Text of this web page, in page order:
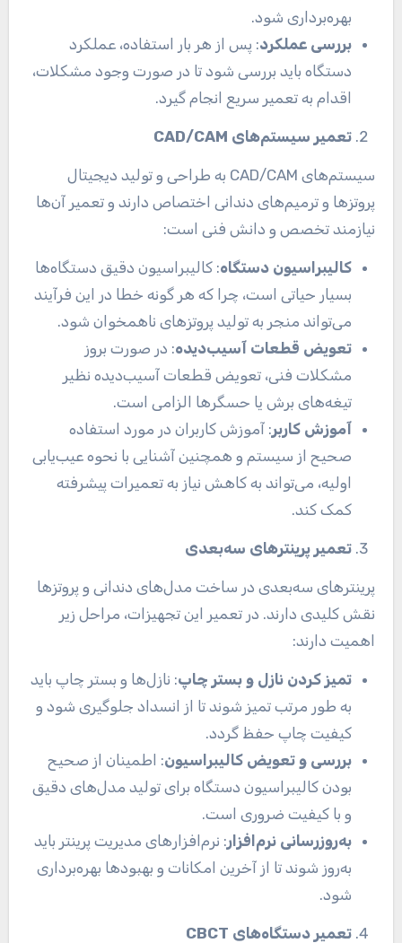
بهره‌برداری شود.
بررسی عملکرد: پس از هر بار استفاده، عملکرد
دستگاه باید بررسی شود تا در صورت وجود مشکلات،
اقدام به تعمیر سریع انجام گیرد.
تعمیر سیستم‌های CAD/CAM
سیستم‌های CAD/CAM به طراحی و تولید دیجیتال
پروتزها و ترمیم‌های دندانی اختصاص دارند و تعمیر آن‌ها
نیازمند تخصص و دانش فنی است:
کالیبراسیون دستگاه: کالیبراسیون دقیق دستگاه‌ها
بسیار حیاتی است، چرا که هر گونه خطا در این فرآیند
می‌تواند منجر به تولید پروتزهای ناهمخوان شود.
تعویض قطعات آسیب‌دیده: در صورت بروز
مشکلات فنی، تعویض قطعات آسیب‌دیده نظیر
تیغه‌های برش یا حسگرها الزامی است.
آموزش کاربر: آموزش کاربران در مورد استفاده
صحیح از سیستم و همچنین آشنایی با نحوه عیب‌یابی
اولیه، می‌تواند به کاهش نیاز به تعمیرات پیشرفته
کمک کند.
تعمیر پرینترهای سه‌بعدی
پرینترهای سه‌بعدی در ساخت مدل‌های دندانی و پروتزها
نقش کلیدی دارند. در تعمیر این تجهیزات، مراحل زیر
اهمیت دارند:
تمیز کردن نازل و بستر چاپ: نازل‌ها و بستر چاپ باید
به طور مرتب تمیز شوند تا از انسداد جلوگیری شود و
کیفیت چاپ حفظ گردد.
بررسی و تعویض کالیبراسیون: اطمینان از صحیح
بودن کالیبراسیون دستگاه برای تولید مدل‌های دقیق
و با کیفیت ضروری است.
به‌روزرسانی نرم‌افزار: نرم‌افزارهای مدیریت پرینتر باید
به‌روز شوند تا از آخرین امکانات و بهبودها بهره‌برداری
شود.
تعمیر دستگاه‌های CBCT